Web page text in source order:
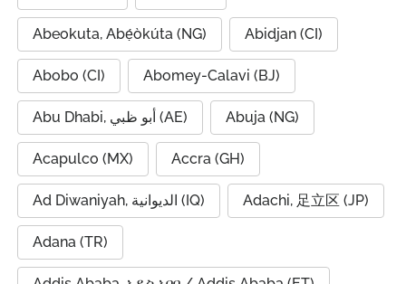
Abeokuta, Abẹ́òkúta (NG) Abidjan (CI)
Abobo (CI) Abomey-Calavi (BJ)
Abu Dhabi, أبو ظبي (AE) Abuja (NG)
Acapulco (MX) Accra (GH)
Ad Diwaniyah, الديوانية (IQ) Adachi, 足立区 (JP)
Adana (TR)